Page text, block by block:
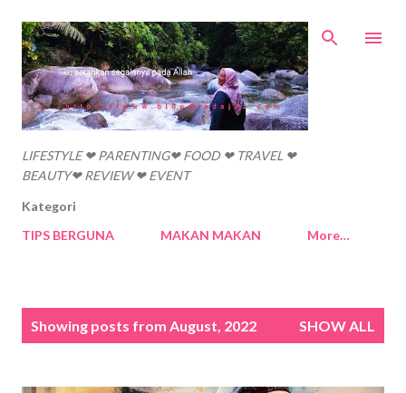
Skip to main content
LIFESTYLE ❤ PARENTING❤ FOOD ❤ TRAVEL ❤
BEAUTY❤ REVIEW ❤ EVENT
Kategori
TIPS BERGUNA
MAKAN MAKAN More…
Showing posts from August, 2022 SHOW ALL